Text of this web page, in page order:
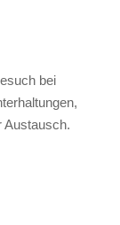
bei
Austausch.